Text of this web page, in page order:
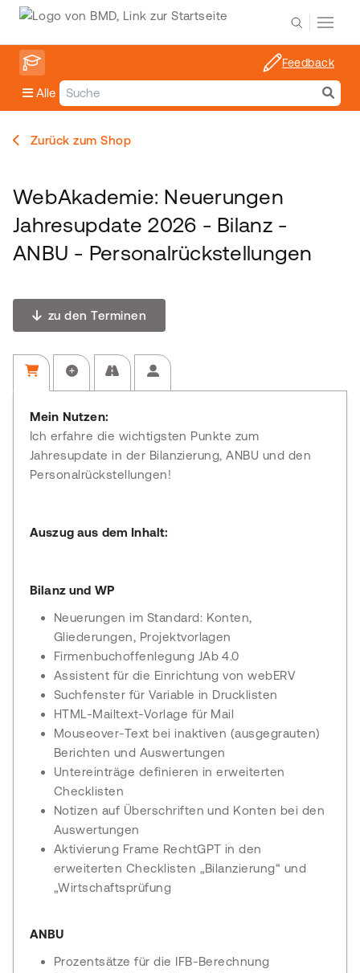
Alle
Feedback
Zurück zum Shop
WebAkademie: Neuerungen
Jahresupdate 2026 - Bilanz -
ANBU - Personalrückstellungen
zu den Terminen
Mein Nutzen:
Ich erfahre die wichtigsten Punkte zum
Jahresupdate in der Bilanzierung, ANBU und den
Personalrückstellungen!
Auszug aus dem Inhalt:
Bilanz und WP
Neuerungen im Standard: Konten,
Gliederungen, Projektvorlagen
Firmenbuchoffenlegung JAb 4.0
Assistent für die Einrichtung von webERV
Suchfenster für Variable in Drucklisten
HTML-Mailtext-Vorlage für Mail
Mouseover-Text bei inaktiven (ausgegrauten)
Berichten und Auswertungen
Untereinträge definieren in erweiterten
Checklisten
Notizen auf Überschriften und Konten bei den
Auswertungen
Aktivierung Frame RechtGPT in den
erweiterten Checklisten „Bilanzierung“ und
„Wirtschaftsprüfung
ANBU
Prozentsätze für die IFB-Berechnung